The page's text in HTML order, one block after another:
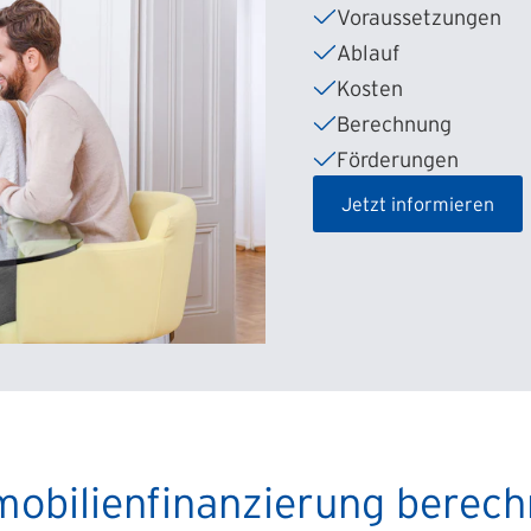
Voraussetzungen
Ablauf
Kosten
Berechnung
Förderungen
Jetzt informieren